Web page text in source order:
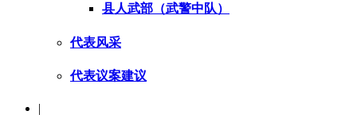
县人武部（武警中队）
代表风采
代表议案建议
|